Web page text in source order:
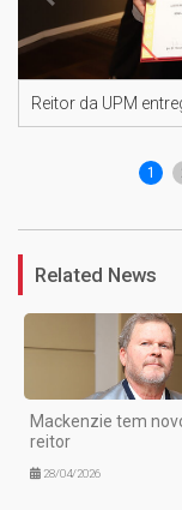
Reitor da UPM
1
Related News
Mackenzie tem
reitor
28/04/2026